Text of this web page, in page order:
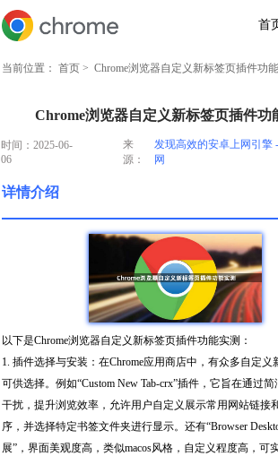
首
当前位置： 首页 > Chrome浏览器自定义新标签页插件功
Chrome浏览器自定义新标签页插件功
时间：2025-06-
06
来
源：
发现高效的安卓上网引擎
网
详情介绍
以下是Chrome浏览器自定义新标签页插件功能实测：
1. 插件选择与安装：在Chrome应用商店中，有众多自定义
可供选择。例如“Custom New Tab-crx”插件，它旨在通过
干扰，提升浏览效率，允许用户自定义展示常用网站链接
序，并选择特定书签文件夹进行显示。还有“Browser
展”，界面美观度高，类似macos风格，自定义程度高，可